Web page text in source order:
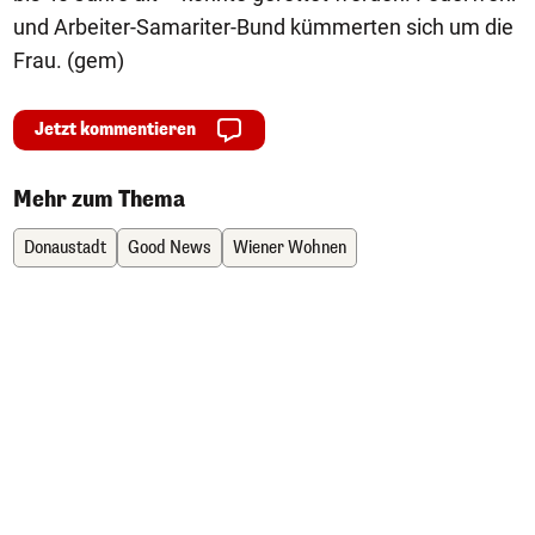
und Arbeiter-Samariter-Bund kümmerten sich um die
Frau. (gem)
Jetzt kommentieren
Mehr zum Thema
Donaustadt Good News Wiener Wohnen